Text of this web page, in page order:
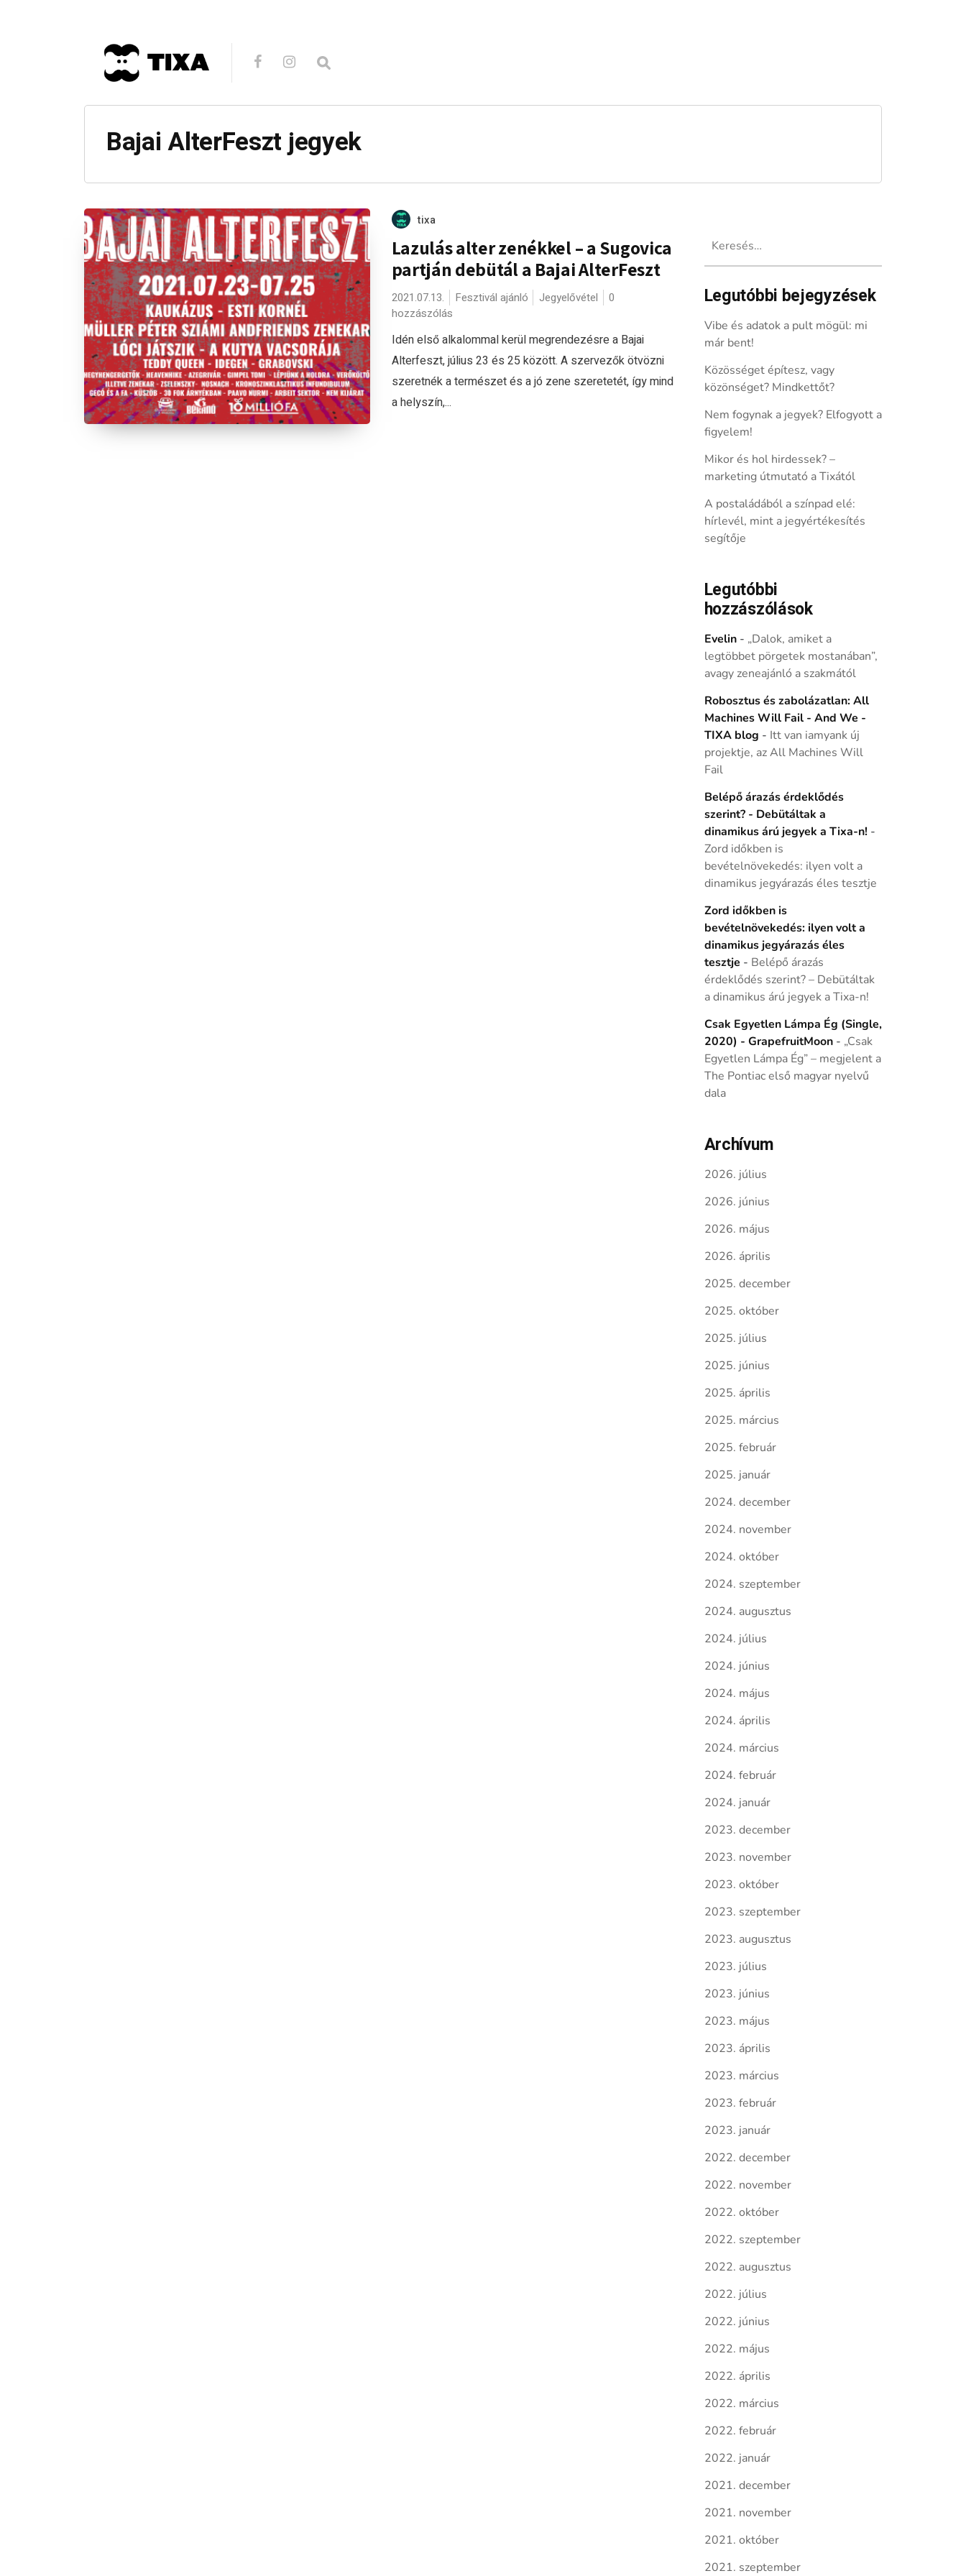
Bajai AlterFeszt jegyek
tixa
Lazulás alter zenékkel – a Sugovica
partján debütál a Bajai AlterFeszt
2021.07.13. Fesztivál ajánló Jegyelővétel
0
hozzászólás
Idén első alkalommal kerül megrendezésre a Bajai
Alterfeszt, július 23 és 25 között. A szervezők ötvözni
szeretnék a természet és a jó zene szeretetét, így mind
a helyszín,...
Legutóbbi bejegyzések
Vibe és adatok a pult mögül: mi
már bent!
Közösséget építesz, vagy
közönséget? Mindkettőt?
Nem fogynak a jegyek? Elfogyott a
figyelem!
Mikor és hol hirdessek? –
marketing útmutató a Tixától
A postaládából a színpad elé:
hírlevél, mint a jegyértékesítés
segítője
Legutóbbi
hozzászólások
Evelin- „Dalok, amiket a
legtöbbet pörgetek mostanában”,
avagy zeneajánló a szakmától
Robosztus és zabolázatlan: All
Machines Will Fail - And We -
TIXA blog - Itt van iamyank új
projektje, az All Machines Will
Fail
Belépő árazás érdeklődés
szerint? - Debütáltak a
dinamikus árú jegyek a Tixa-n! -
Zord időkben is
bevételnövekedés: ilyen volt a
dinamikus jegyárazás éles tesztje
Zord időkben is
bevételnövekedés: ilyen volt a
dinamikus jegyárazás éles
tesztje - Belépő árazás
érdeklődés szerint? – Debütáltak
a dinamikus árú jegyek a Tixa-n!
Csak Egyetlen Lámpa Ég (Single,
2020) - GrapefruitMoon- „Csak
Egyetlen Lámpa Ég” – megjelent a
The Pontiac első magyar nyelvű
dala
Archívum
2026. július
2026. június
2026. május
2026. április
2025. december
2025. október
2025. július
2025. június
2025. április
2025. március
2025. február
2025. január
2024. december
2024. november
2024. október
2024. szeptember
2024. augusztus
2024. július
2024. június
2024. május
2024. április
2024. március
2024. február
2024. január
2023. december
2023. november
2023. október
2023. szeptember
2023. augusztus
2023. július
2023. június
2023. május
2023. április
2023. március
2023. február
2023. január
2022. december
2022. november
2022. október
2022. szeptember
2022. augusztus
2022. július
2022. június
2022. május
2022. április
2022. március
2022. február
2022. január
2021. december
2021. november
2021. október
2021. szeptember